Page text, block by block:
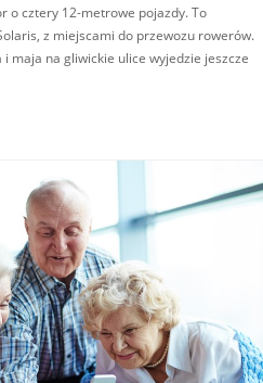
o cztery 12-metrowe pojazdy. To
z miejscami do przewozu rowerów.
maja na gliwickie ulice wyjedzie jeszcze